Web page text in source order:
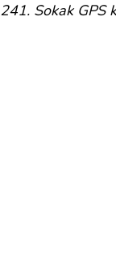
241. Sokak GPS